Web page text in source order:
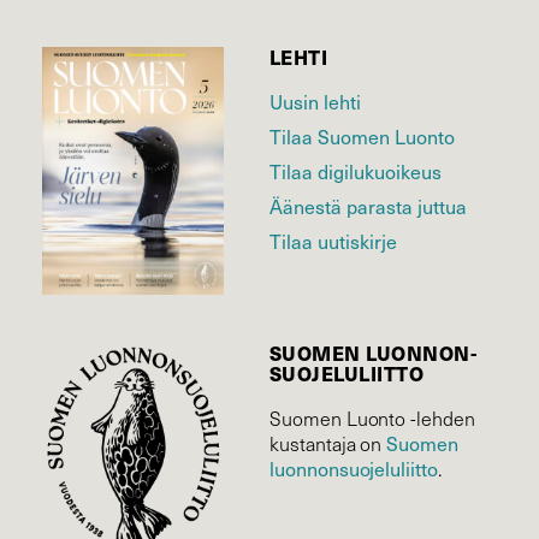
LEHTI
Uusin lehti
Tilaa Suomen Luonto
Tilaa digilukuoikeus
Äänestä parasta juttua
Tilaa uutiskirje
SUOMEN LUONNON­
SUOJELU­LIITTO
Suomen Luonto -lehden
kustantaja onSuomen
luonnonsuojelu­liitto.